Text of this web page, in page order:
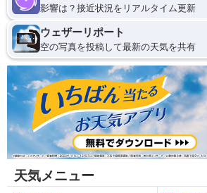
影響は？接近状況をリアルタイム更新
ウェザーリポート
空の写真を投稿して最新の天気を共有
天気メニュー